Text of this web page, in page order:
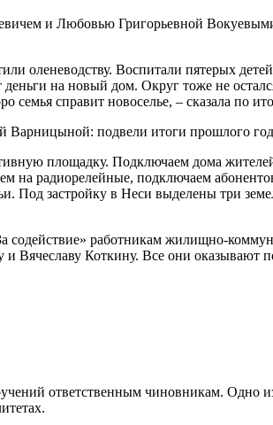
и Любовью Григорьевной
оленеводству. Воспитали пятерых
на новый дом. Округ тоже не
семья справит новоселье, – сказала по
Варницыной: подвели итоги прошлого
площадку. Подключаем дома
на радиорелейные, подключаем
застройку в Неси выделены три
содействие» работникам жилищно-
Вячеславу Коткину. Все они
ответственным чиновникам. Одно